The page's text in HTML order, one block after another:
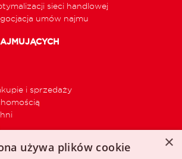
sieci handlowej
umów najmu
i sprzedaży
×
używa plików cookie